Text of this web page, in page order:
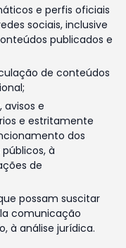
e perfis oficiais
sociais, inclusive
publicados e
de conteúdos
e
e estritamente
dos
à
de
possam suscitar
comunicação
à análise jurídica.